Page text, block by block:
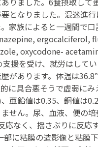
となりました。混迷進
家族によると一週間で
oxycodone-
援を受け、就労はして
があります。体温は
に具合悪そうで虚弱に
亜鉛値は0.35、銅値
せん。尿、血液、便の
なく、揺さぶりに反応
に粘膜の造影像と粘